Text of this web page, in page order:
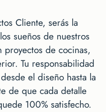
Cliente, serás la
sueños de nuestros
proyectos de cocinas,
Tu responsabilidad
el diseño hasta la
de que cada detalle
100% satisfecho.